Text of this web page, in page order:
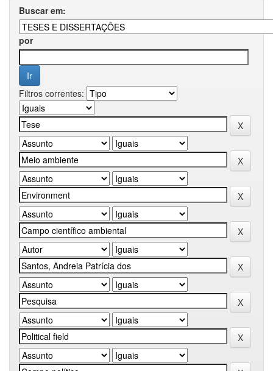
Buscar em:
por
Filtros correntes: